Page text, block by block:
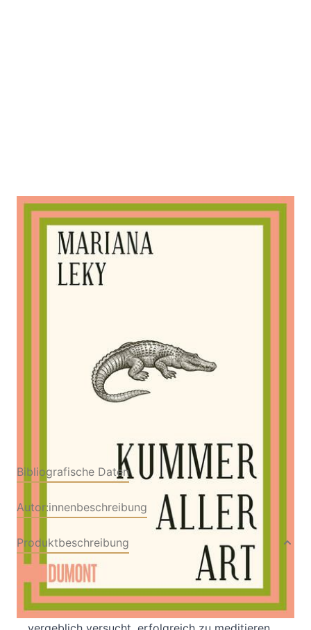
Kummer aller Art
Zur Wunschliste hinzufügen
Bibliografische Daten
Autor:innenbeschreibung
Produktbeschreibung
»Alle wirken innerlich blitzblank, nur in unserem
Inneren sieht es aus wie bei Hempels unterm
Sofa«, denkt sich Kioskbesitzer Armin, als er